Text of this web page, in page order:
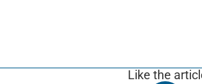
Like the